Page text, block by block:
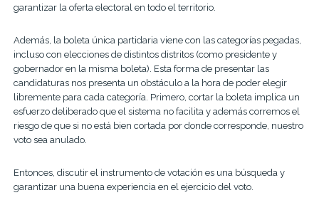
garantizar la oferta electoral en todo el territorio.
Además, la boleta única partidaria viene con las categorías pegadas,
incluso con elecciones de distintos distritos (como presidente y
gobernador en la misma boleta). Esta forma de presentar las
candidaturas nos presenta un obstáculo a la hora de poder elegir
libremente para cada categoría. Primero, cortar la boleta implica un
esfuerzo deliberado que el sistema no facilita y además corremos el
riesgo de que si no está bien cortada por donde corresponde, nuestro
voto sea anulado.
Entonces, discutir el instrumento de votación es una búsqueda y
garantizar una buena experiencia en el ejercicio del voto.